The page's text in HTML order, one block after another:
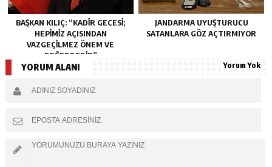
BAŞKAN KILIÇ: “KADİR GECESİ;
HEPİMİZ AÇISINDAN
VAZGEÇİLMEZ ÖNEM VE
DEĞERDEDİR”
JANDARMA UYUŞTURUCU
SATANLARA GÖZ AÇTIRMIYOR
YORUM ALANI Yorum Yok